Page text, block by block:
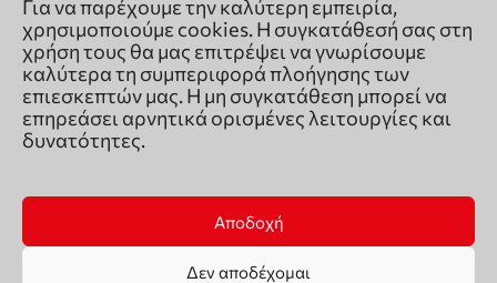
Για να παρέχουμε την καλύτερη εμπειρία,
χρησιμοποιούμε cookies. Η συγκατάθεσή σας στη
χρήση τους θα μας επιτρέψει να γνωρίσουμε
καλύτερα τη συμπεριφορά πλοήγησης των
επιεσκεπτών μας. Η μη συγκατάθεση μπορεί να
επηρεάσει αρνητικά ορισμένες λειτουργίες και
δυνατότητες.
Αποδοχή
Δεν αποδέχομαι